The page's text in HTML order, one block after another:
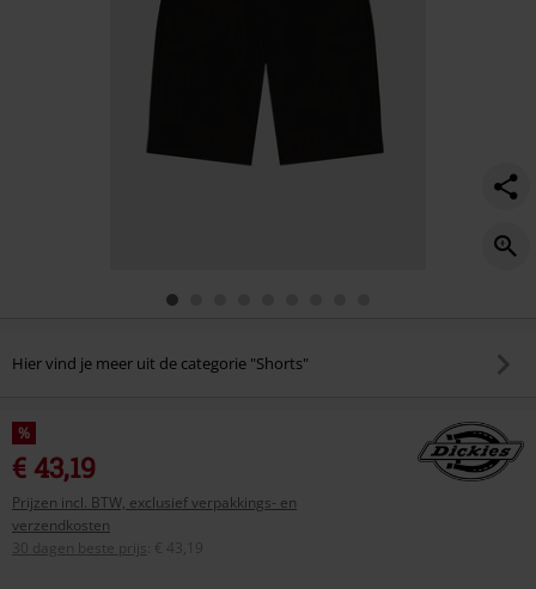
Hier vind je meer uit de categorie "Shorts"
%
€ 43,19
Prijzen incl. BTW, exclusief verpakkings- en
verzendkosten
30 dagen beste prijs
€ 43,19